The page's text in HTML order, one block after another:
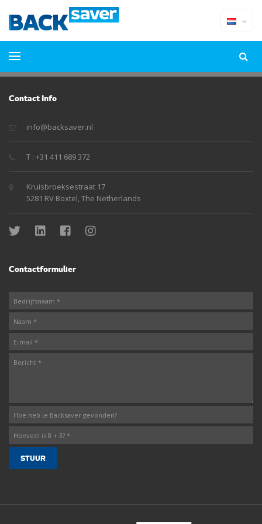
Contact Info
info@backsaver.nl
T : +31 411 689 372
Kruisbroeksestraat 17
5281 RV Boxtel, The Netherlands
Contactformulier